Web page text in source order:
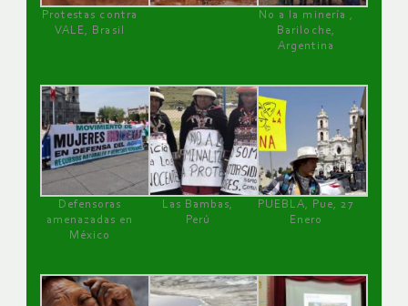
Protestas contra
VALE, Brasil
No a la minería ,
Bariloche,
Argentina
Defensoras
amenazadas en
México
Las Bambas,
Perú
PUEBLA, Pue, 27
Enero